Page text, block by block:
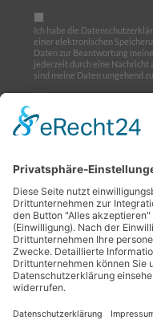
Ich habe die
einer elektronischen
Daten zur Beantwortung
jederzeit durch eine
sind meine Daten umgehend
Home
Über uns
Ausbildung
Termine
Links